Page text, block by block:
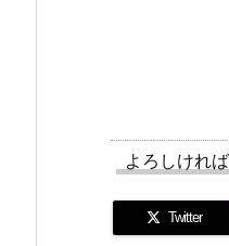
よろしけれ
Twitter